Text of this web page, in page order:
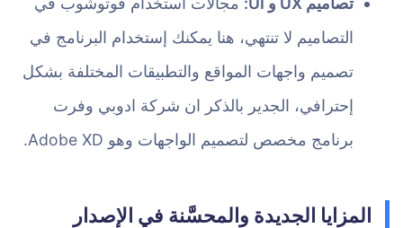
التصاميم لا تنتهي، هنا يمكنك إستخدام البرنامج في
تصميم واجهات المواقع والتطبيقات المختلفة بشكل
إحترافي، الجدير بالذكر ان شركة ادوبي وفرت
برنامج مخصص لتصميم الواجهات وهو Adobe XD.
المزايا الجديدة والمحسَّنة في الإصدار